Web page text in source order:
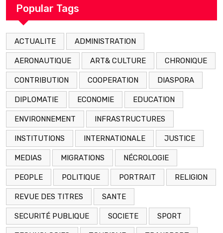
Popular Tags
ACTUALITE ADMINISTRATION
AERONAUTIQUE ART& CULTURE CHRONIQUE
CONTRIBUTION COOPERATION DIASPORA
DIPLOMATIE ECONOMIE EDUCATION
ENVIRONNEMENT INFRASTRUCTURES
INSTITUTIONS INTERNATIONALE JUSTICE
MEDIAS MIGRATIONS NÉCROLOGIE
PEOPLE POLITIQUE PORTRAIT RELIGION
REVUE DES TITRES SANTE
SECURITÉ PUBLIQUE SOCIETE SPORT